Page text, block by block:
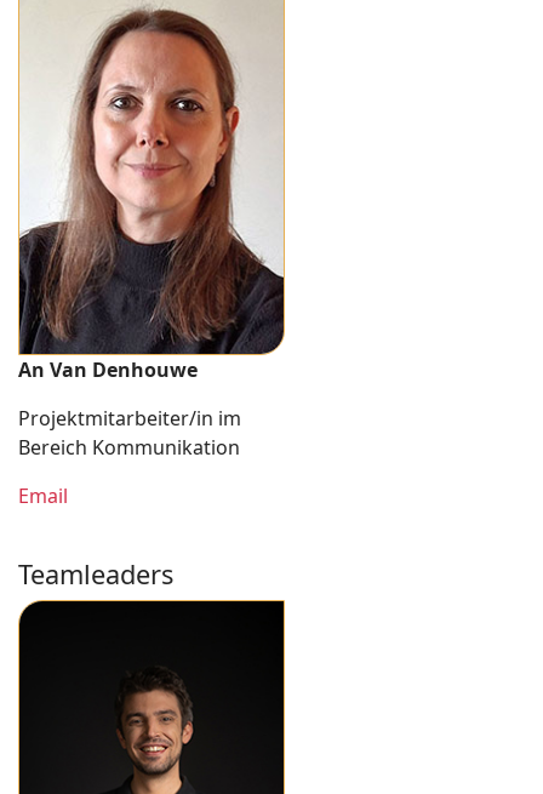
An Van Denhouwe
Projektmitarbeiter/in im
Bereich Kommunikation
Email
Teamleaders